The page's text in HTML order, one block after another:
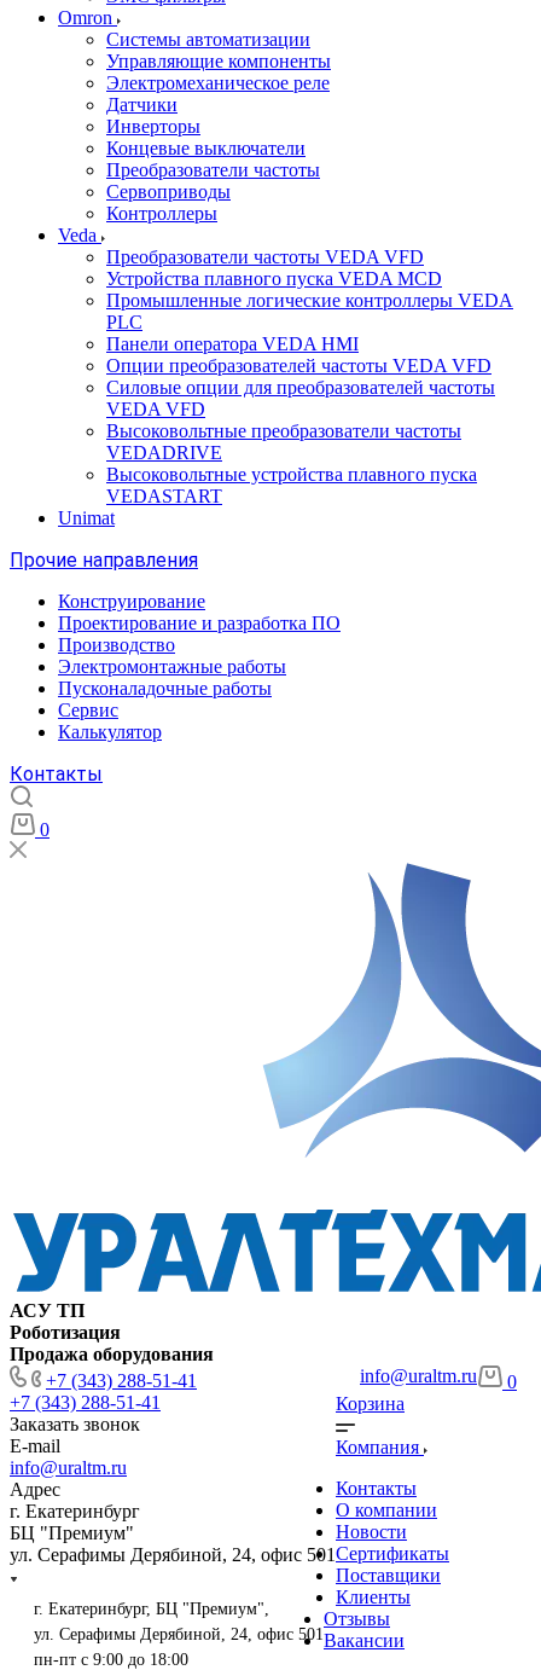
Omron
Системы автоматизации
Управляющие компоненты
Электромеханическое реле
Датчики
Инверторы
Концевые выключатели
Преобразователи частоты
Сервоприводы
Контроллеры
Veda
Преобразователи частоты VEDA VFD
Устройства плавного пуска VEDA MCD
Промышленные логические контроллеры VEDA
PLC
Панели оператора VEDA HMI
Опции преобразователей частоты VEDA VFD
Силовые опции для преобразователей частоты
VEDA VFD
Высоковольтные преобразователи частоты
VEDADRIVE
Высоковольтные устройства плавного пуска
VEDASTART
Unimat
Прочие направления
Конструирование
Проектирование и разработка ПО
Производство
Электромонтажные работы
Пусконаладочные работы
Сервис
Калькулятор
Контакты
0
АСУ ТП
Роботизация
Продажа оборудования
+7 (343) 288-51-41
+7 (343) 288-51-41
Заказать звонок
E-mail
info@uraltm.ru
Адрес
г. Екатеринбург
БЦ "Премиум"
ул. Серафимы Дерябиной, 24, офис 501
info@uraltm.ru
г. Екатеринбург, БЦ "Премиум",
ул. Серафимы Дерябиной, 24, офис 501
пн-пт с 9:00 до 18:00
0
Корзина
Компания
Контакты
О компании
Новости
Сертификаты
Поставщики
Клиенты
Отзывы
Вакансии